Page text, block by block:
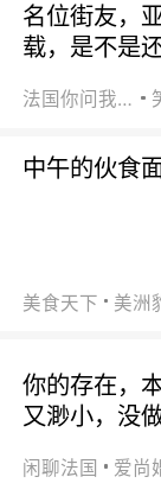
名位街友，
载，是不是
法国你问我答
中午的伙食
美食天下 美洲
你的存在，
又渺小，没
闲聊法国 爱尚